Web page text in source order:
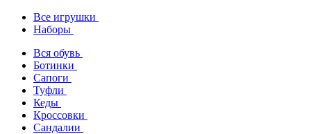
Все игрушки
Наборы
Вся обувь
Ботинки
Сапоги
Туфли
Кеды
Кроссовки
Сандалии